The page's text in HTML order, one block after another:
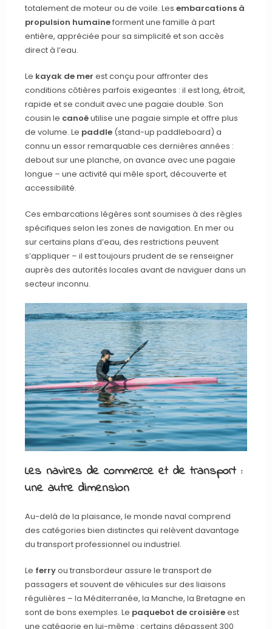
totalement de moteur ou de voile. Lesembarcations à
propulsion humaineforment une famille à part
entière, appréciée pour sa simplicité et son accès
direct à l’eau.
Le kayak de mer est conçu pour affronter des
conditions côtières parfois exigeantes : il est long, étroit,
rapide et se conduit avec une pagaie double. Son
cousin le canoëutilise une pagaie simple et offre plus
de volume. Le paddle (stand-up paddleboard) a
connu un essor remarquable ces dernières années :
debout sur une planche, on avance avec une pagaie
longue – une activité qui mêle sport, découverte et
accessibilité.
Ces embarcations légères sont soumises à des règles
spécifiques selon les zones de navigation. En mer ou
sur certains plans d’eau, des restrictions peuvent
s’appliquer – il est toujours prudent de se renseigner
auprès des autorités locales avant de naviguer dans un
secteur inconnu.
Les navires de commerce et de transport :
une autre dimension
Au-delà de la plaisance, le monde naval comprend
des catégories bien distinctes qui relèvent davantage
du transport professionnel ou industriel.
Le ferryou transbordeur assure le transport de
passagers et souvent de véhicules sur des liaisons
régulières – la Méditerranée, la Manche, la Bretagne en
sont de bons exemples. Le paquebot de croisièreest
une catégorie en lui-même : certains dépassent 300